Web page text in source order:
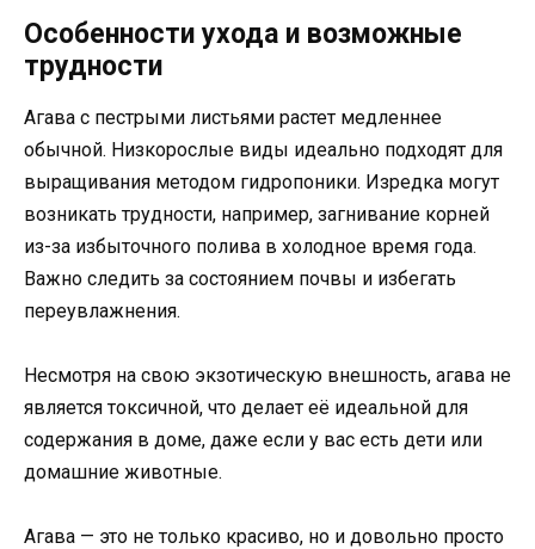
Особенности ухода и возможные
трудности
Агава с пестрыми листьями растет медленнее
обычной. Низкорослые виды идеально подходят для
выращивания методом гидропоники. Изредка могут
возникать трудности, например, загнивание корней
из-за избыточного полива в холодное время года.
Важно следить за состоянием почвы и избегать
переувлажнения.
Несмотря на свою экзотическую внешность, агава не
является токсичной, что делает её идеальной для
содержания в доме, даже если у вас есть дети или
домашние животные.
Агава — это не только красиво, но и довольно просто